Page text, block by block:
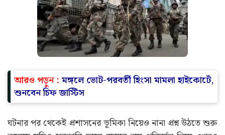
বাসিন্দা রাজু দাসের দাবি, “এলাকার হিন্দু ও মুসলিম সকলের
উপস্থিতিতেই এই নামকরণের সিদ্ধান্ত নেওয়া হয়েছে। নেতাজি
কোনও রাজনৈতিক দলের নন, সমগ্র বাঙালির আবেগ।”